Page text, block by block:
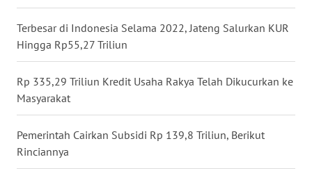
Terbesar di Indonesia Selama 2022, Jateng Salurkan KUR
Hingga Rp55,27 Triliun
Rp 335,29 Triliun Kredit Usaha Rakya Telah Dikucurkan ke
Masyarakat
Pemerintah Cairkan Subsidi Rp 139,8 Triliun, Berikut
Rinciannya
BALI
WN
KALBAR
WN
WN
KALTARA